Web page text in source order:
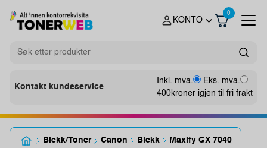
KONTO
0
Kontakt kundeservice
Inkl. mva.
Eks. mva.
400kroner igjen til fri frakt
Blekk/Toner Canon Blekk Maxify GX 7040